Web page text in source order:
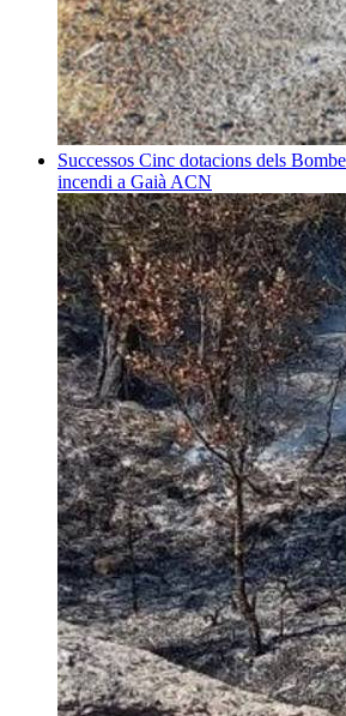
Successos Cinc dotacions dels
incendi a Gaià ACN